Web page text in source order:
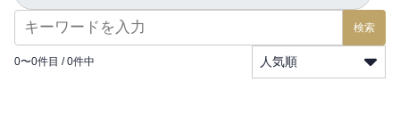
検索
0〜0件目 / 0件中 人気順